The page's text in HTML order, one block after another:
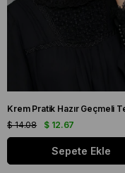
$ 12.67
$ 14.08
Sepete Ekle